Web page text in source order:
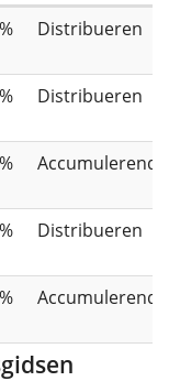
Distribueren
Distribueren
Accumulerend
Distribueren
Accumulerend